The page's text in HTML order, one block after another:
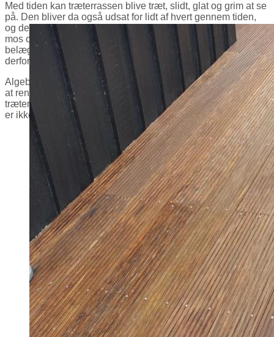
Med tiden kan træterrassen blive træt, slidt, glat og grim at se
på. Den bliver da også udsat for lidt af hvert gennem tiden,
og det resulterer i at den skæmmes af blandt andet alger,
mos og lav. Hvis man ikke griber ind i tide, vil de uønskede
belægninger med tiden være skadelige for din træterrasse og
derfor være med til at forkorte dens levetid.
Algebekæmperen tilbyder med sin mere end 20 års erfaring
at rense jeres træterrasse så den bliver flot igen. Vi udfører
træterrasserens på alle typer af træværk, og det flotte resultat
er ikke til at tage fejl af.